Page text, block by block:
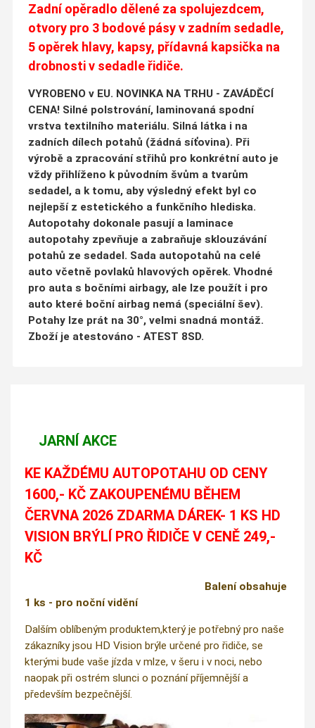
Zadní opěradlo dělené za spolujezdcem,
otvory pro 3 bodové pásy v zadním sedadle,
5 opěrek hlavy, kapsy, přídavná kapsička na
drobnosti v sedadle řidiče.
VYROBENO v EU. NOVINKA NA TRHU - ZAVÁDĚCÍ
CENA! Silné polstrování, laminovaná spodní
vrstva textilního materiálu. Silná látka i na
zadních dílech potahů (žádná síťovina). Při
výrobě a zpracování střihů pro konkrétní auto je
vždy přihlíženo k původním švům a tvarům
sedadel, a k tomu, aby výsledný efekt byl co
nejlepší z estetického a funkčního hlediska.
Autopotahy dokonale pasují a laminace
autopotahy zpevňuje a zabraňuje sklouzávání
potahů ze sedadel. Sada autopotahů na celé
auto včetně povlaků hlavových opěrek. Vhodné
pro auta s bočními airbagy, ale lze použít i pro
auto které boční airbag nemá (speciální šev).
Potahy lze prát na 30°, velmi snadná montáž.
Zboží je atestováno - ATEST 8SD.
JARNÍ AKCE
KE KAŽDÉMU AUTOPOTAHU OD CENY
1600,- KČ ZAKOUPENÉMU BĚHEM
ČERVNA 2026 ZDARMA DÁREK- 1 KS HD
VISION BRÝLÍ PRO ŘIDIČE V CENĚ 249,-
KČ
Balení obsahuje
1 ks - pro noční vidění
Dalším oblíbeným produktem,který je potřebný pro naše
zákazníky jsou HD Vision brýle určené pro řidiče, se
kterými bude vaše jízda v mlze, v šeru i v noci, nebo
naopak při ostrém slunci o poznání příjemnější a
především bezpečnější.